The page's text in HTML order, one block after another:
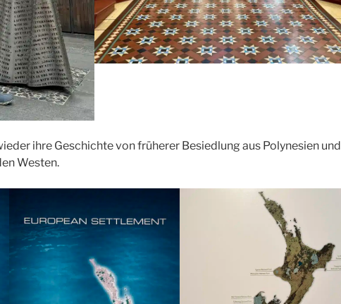
ihre Geschichte von früherer Besiedlung aus Polynesien und
Westen.